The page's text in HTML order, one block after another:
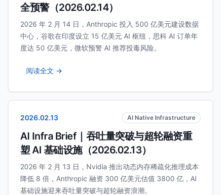
全预警（2026.02.14）
2026 年 2 月 14 日，Anthropic 投入 500 亿美元建设数据
中心，谷歌在印度设立 15 亿美元 AI 枢纽，思科 AI 订单年
度达 50 亿美元，微软预警 AI 推荐投毒风险。
阅读全文 →
2026.02.13 AI Native Infrastructure
AI Infra Brief｜吞吐量突破与超轮融资重
塑 AI 基础设施（2026.02.13）
2026 年 2 月 13 日，Nvidia 推出动态内存稀疏化推理成本
降低 8 倍，Anthropic 融资 300 亿美元估值 3800 亿，AI
基础设施迎来吞吐量突破与超轮融资浪潮。